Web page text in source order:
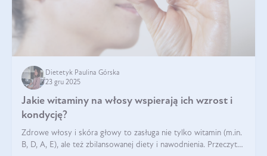
Dietetyk Paulina Górska
23 gru 2025
Jakie witaminy na włosy wspierają ich wzrost i
kondycję?
Zdrowe włosy i skóra głowy to zasługa nie tylko witamin (m.in.
B, D, A, E), ale też zbilansowanej diety i nawodnienia. Przeczytaj